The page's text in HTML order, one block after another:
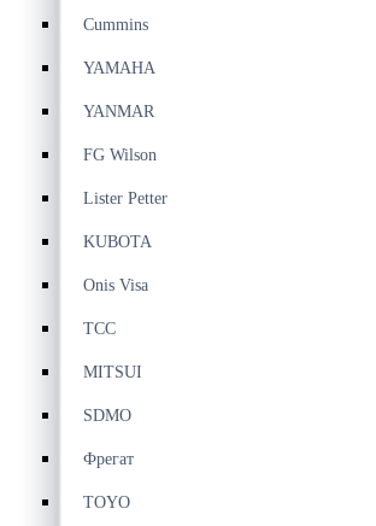
Cummins
YAMAHA
YANMAR
FG Wilson
Lister Petter
KUBOTA
Onis Visa
ТСС
MITSUI
SDMO
Фрегат
TOYO